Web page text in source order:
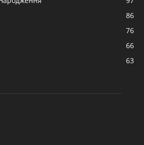
86
76
66
63